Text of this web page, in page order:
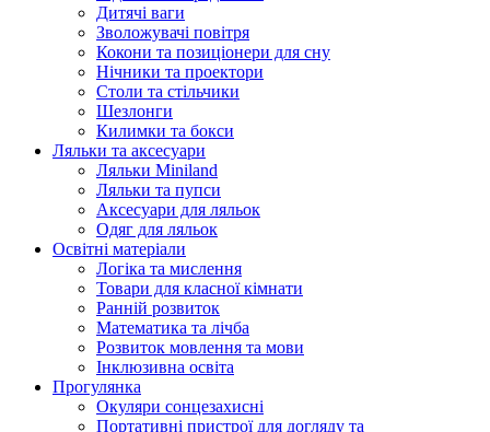
Дитячі ваги
Зволожувачі повітря
Кокони та позиціонери для сну
Нічники та проектори
Столи та стільчики
Шезлонги
Килимки та бокси
Ляльки та аксесуари
Ляльки Miniland
Ляльки та пупси
Аксесуари для ляльок
Одяг для ляльок
Освітні матеріали
Логіка та мислення
Товари для класної кімнати
Ранній розвиток
Математика та лічба
Розвиток мовлення та мови
Інклюзивна освіта
Прогулянка
Окуляри сонцезахисні
Портативні пристрої для догляду та